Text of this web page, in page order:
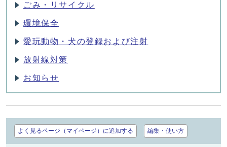
ごみ・リサイクル
環境保全
愛玩動物・犬の登録および注射
放射線対策
お知らせ
よく見るページ（マイページ）に追加する 編集・使い方